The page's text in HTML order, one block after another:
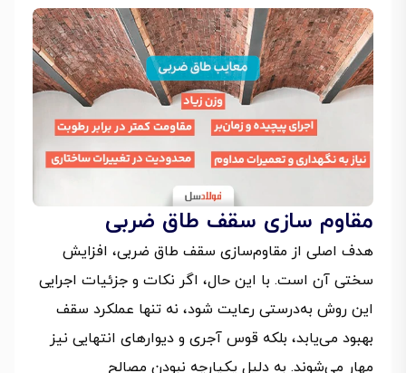
مقاوم سازی سقف طاق ضربی
هدف اصلی از مقاوم‌سازی سقف طاق ضربی، افزایش
سختی آن است. با این حال، اگر نکات و جزئیات اجرایی
این روش به‌درستی رعایت شود، نه تنها عملکرد سقف
بهبود می‌یابد، بلکه قوس آجری و دیوارهای انتهایی نیز
مهار می‌شوند. به دلیل یکپارچه نبودن مصالح